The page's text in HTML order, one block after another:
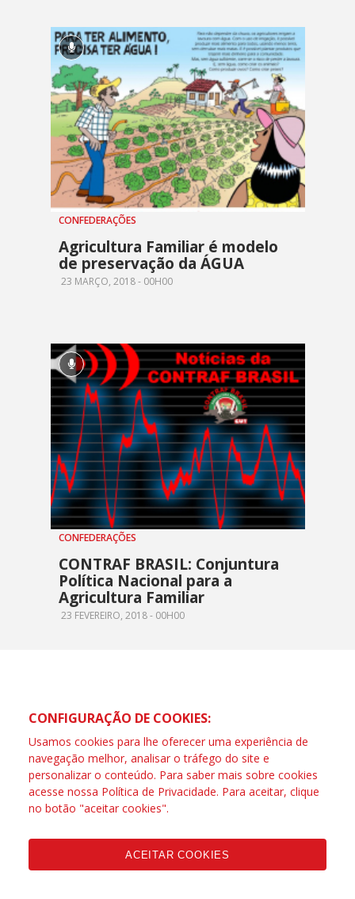
CONFEDERAÇÕES
Agricultura Familiar é modelo
de preservação da ÁGUA
23 MARÇO, 2018 - 00H00
CONFEDERAÇÕES
CONTRAF BRASIL: Conjuntura
Política Nacional para a
Agricultura Familiar
23 FEVEREIRO, 2018 - 00H00
CONFIGURAÇÃO DE COOKIES:
Usamos cookies para lhe oferecer uma experiência de
navegação melhor, analisar o tráfego do site e
personalizar o conteúdo. Para saber mais sobre cookies
acesse nossa Política de Privacidade. Para aceitar, clique
no botão "aceitar cookies".
ACEITAR COOKIES